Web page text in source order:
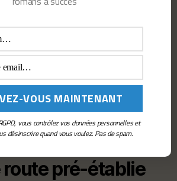
années sans écriture ne signifient
écrivain. Ils signifient simplement
quelque chose de nouveau,
le réservoir. En effet, je dois dire
le devant de la scène.
suit une
pré-établie
vous contrôlez vos données personnelles et
désinscrire quand vous voulez. Pas de spam.